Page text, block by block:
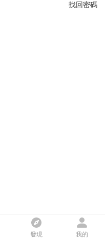
找回密碼
發現 我的